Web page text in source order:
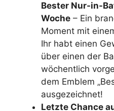
Bester Nur-in-
Woche – Ein
Moment mit
Ihr habt einen
über einen der
wöchentlich
dem Emblem
ausgezeichnet!
Letzte Chance